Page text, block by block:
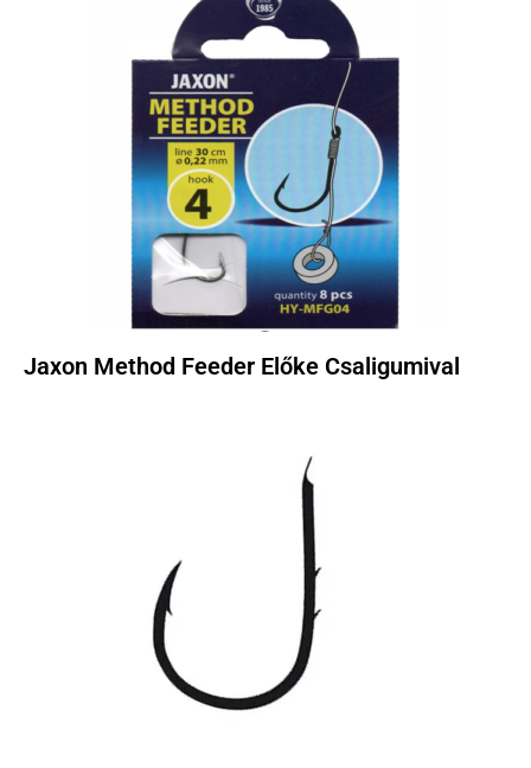
Jaxon Method Feeder Előke Csaligumival